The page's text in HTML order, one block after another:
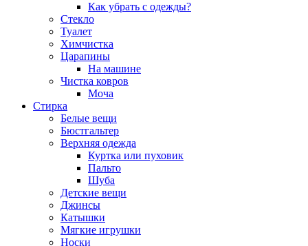
Как убрать с одежды?
Стекло
Туалет
Химчистка
Царапины
На машине
Чистка ковров
Моча
Стирка
Белые вещи
Бюстгальтер
Верхняя одежда
Куртка или пуховик
Пальто
Шуба
Детские вещи
Джинсы
Катышки
Мягкие игрушки
Носки